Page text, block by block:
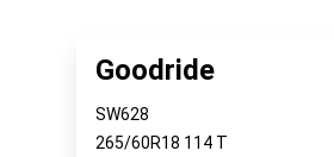
Goodride
SW628
265/60R18 114 T